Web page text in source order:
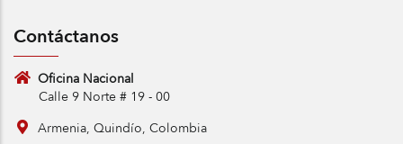
Contáctanos
Oficina Nacional
Calle 9 Norte # 19 - 00
Armenia, Quindío, Colombia